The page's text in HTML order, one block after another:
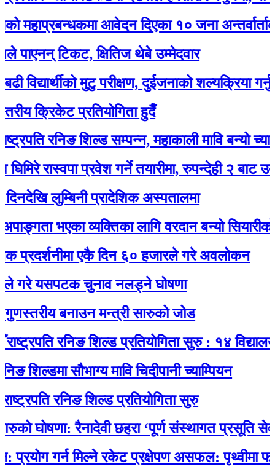
आवेदन दिएका १० जना अन्तर्वार्ताका
टिकट, क्षितिज थेबे उम्मेदवार
मुटु परीक्षण, दुईजनाको शल्यक्रिया गर्नुपर्ने
क्रिकेट प्रतियोगिता हुदैँ
रनिङ शिल्ड सम्पन्न, महाकाली मावि बन्यो च्याम्पियन
रास्वपा प्रवेश गर्ने तयारीमा, रुपन्देही २ बाट उम्मेद्वार
लुम्बिनी प्रादेशिक अस्पतालमा
भएका व्यक्तिका लागि वरदान बन्यो सियारीको घुम्ती
एकै दिन ६० हजारले गरे अवलोकन
यसपटक चुनाव नलड्ने घोषणा
बनाउन मन्त्री सारुको जोड
रनिङ शिल्ड प्रतियोगिता सुरु : १४ विद्यालयकाे
सौभाग्य मावि चिदीपानी च्याम्पियन
रनिङ शिल्ड प्रतियोगिता सुरु
रैनादेवी छहरा ‘पूर्ण संस्थागत प्रसूति सेवायुक्त’
गर्न मिल्ने रकेट प्रक्षेपण असफल: पृथ्वीमा फर्कने